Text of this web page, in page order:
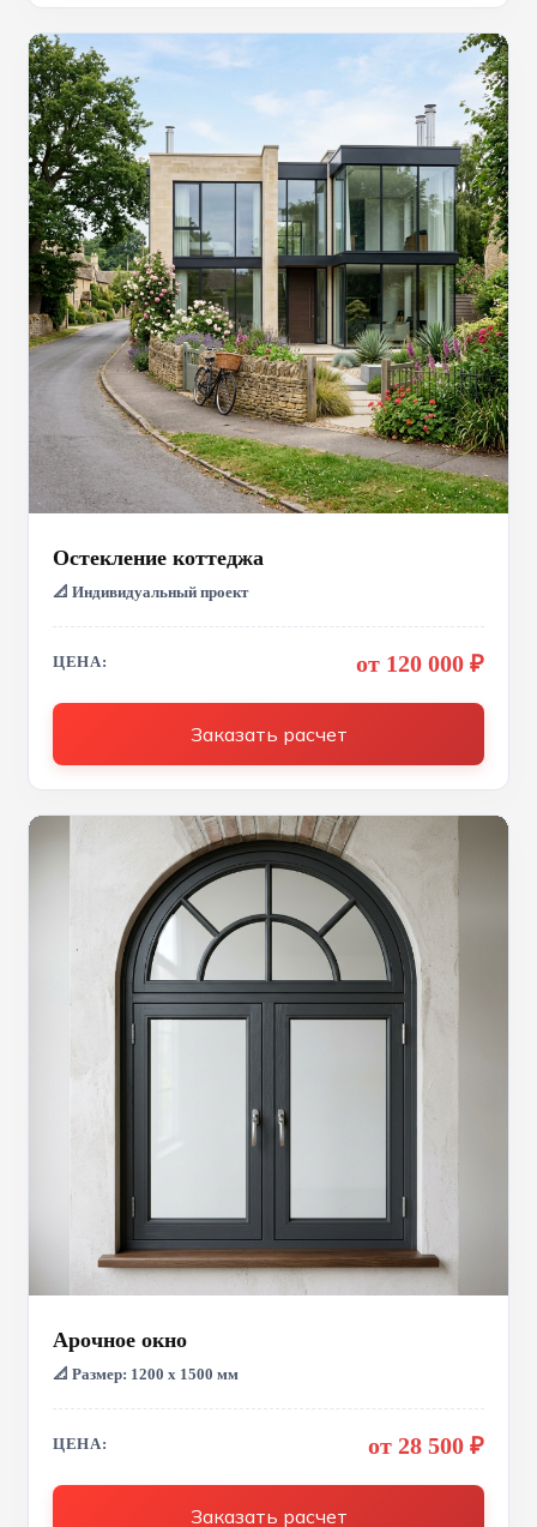
Остекление коттеджа
📐 Индивидуальный проект
ЦЕНА: от 120 000 ₽
Заказать расчет
Арочное окно
📐 Размер: 1200 х 1500 мм
ЦЕНА: от 28 500 ₽
Заказать расчет